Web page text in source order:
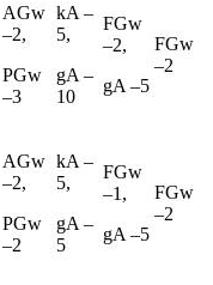
AGw
–2,
PGw
–3
kA –
5,
gA –
10
FGw
–2,
gA –5
FGw
–2
AGw
–2,
PGw
–2
kA –
5,
gA –
5
FGw
–1,
gA –5
FGw
–2